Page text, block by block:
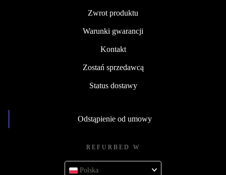
Zwrot produktu
Warunki gwarancji
Kontakt
Zostań sprzedawcą
Status dostawy
Odstąpienie od umowy
REFURBED W
Polska